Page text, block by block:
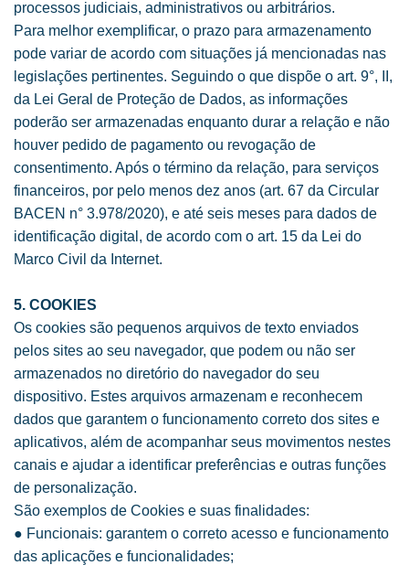
processos judiciais, administrativos ou arbitrários.
Para melhor exemplificar, o prazo para armazenamento
pode variar de acordo com situações já mencionadas nas
legislações pertinentes. Seguindo o que dispõe o art. 9°, II,
da Lei Geral de Proteção de Dados, as informações
poderão ser armazenadas enquanto durar a relação e não
houver pedido de pagamento ou revogação de
consentimento. Após o término da relação, para serviços
financeiros, por pelo menos dez anos (art. 67 da Circular
BACEN n° 3.978/2020), e até seis meses para dados de
identificação digital, de acordo com o art. 15 da Lei do
Marco Civil da Internet.
5. COOKIES
Os cookies são pequenos arquivos de texto enviados
pelos sites ao seu navegador, que podem ou não ser
armazenados no diretório do navegador do seu
dispositivo. Estes arquivos armazenam e reconhecem
dados que garantem o funcionamento correto dos sites e
aplicativos, além de acompanhar seus movimentos nestes
canais e ajudar a identificar preferências e outras funções
de personalização.
São exemplos de Cookies e suas finalidades:
● Funcionais: garantem o correto acesso e funcionamento
das aplicações e funcionalidades;